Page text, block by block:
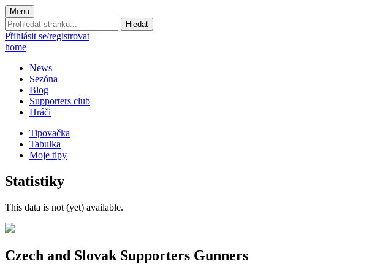
Menu
Prohledat
stránku:
Přihlásit se/registrovat
home
News
Sezóna
Blog
Supporters club
Hráči
Tipovačka
Tabulka
Moje tipy
Statistiky
This data is not (yet) available.
Czech and Slovak Supporters Gunners